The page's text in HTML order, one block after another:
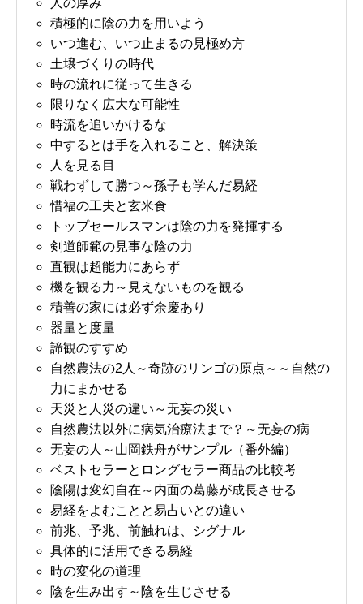
人の厚み
積極的に陰の力を用いよう
いつ進む、いつ止まるの見極め方
土壌づくりの時代
時の流れに従って生きる
限りなく広大な可能性
時流を追いかけるな
中するとは手を入れること、解決策
人を見る目
戦わずして勝つ～孫子も学んだ易経
惜福の工夫と玄米食
トップセールスマンは陰の力を発揮する
剣道師範の見事な陰の力
直観は超能力にあらず
機を観る力～見えないものを観る
積善の家には必ず余慶あり
器量と度量
諦観のすすめ
自然農法の2人～奇跡のリンゴの原点～～自然の
力にまかせる
天災と人災の違い～无妄の災い
自然農法以外に病気治療法まで？～无妄の病
无妄の人～山岡鉄舟がサンプル（番外編）
ベストセラーとロングセラー商品の比較考
陰陽は変幻自在～内面の葛藤が成長させる
易経をよむことと易占いとの違い
前兆、予兆、前触れは、シグナル
具体的に活用できる易経
時の変化の道理
陰を生み出す～陰を生じさせる